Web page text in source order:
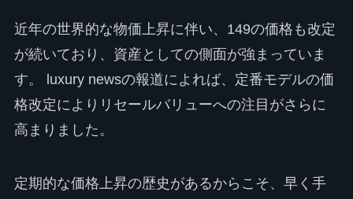
近年の世界的な物価上昇に伴い、149の価格も改定
が続いており、資産としての側面が強まっていま
す。 luxury newsの報道によれば、定番モデルの価
格改定によりリセールバリューへの注目がさらに
高まりました。
定期的な価格上昇の歴史があるからこそ、早く手